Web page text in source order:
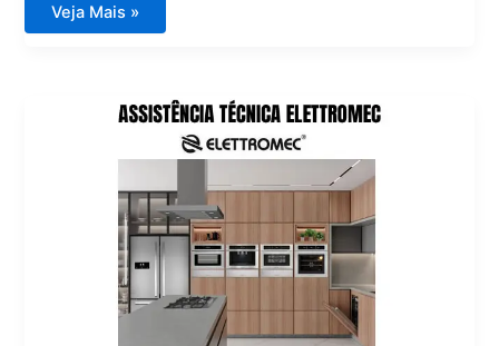
Assistência
Técnica
Veja Mais »